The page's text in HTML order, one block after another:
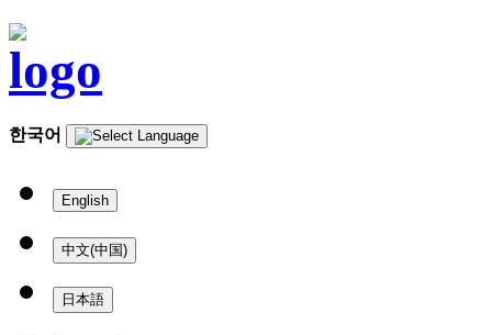
한국어
English
中文(中国)
日本語